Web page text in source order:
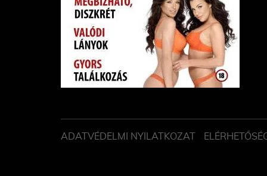
ADATVÉDELMI NYILATKOZAT